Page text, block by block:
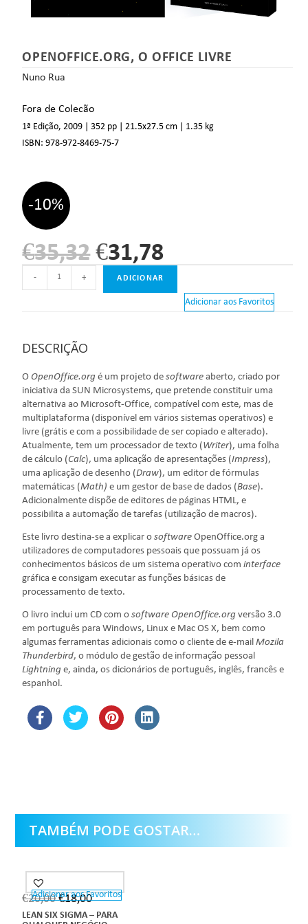
OPENOFFICE.ORG, O OFFICE LIVRE
Nuno Rua
Fora de Colecão
1ª Edição, 2009 | 352 pp | 21.5x27.5 cm | 1.35 kg
ISBN:978-972-8469-75-7
-10%
€35,32 €31,78
- + ADICIONAR
Adicionar aos Favoritos
DESCRIÇÃO
O OpenOffice.org é um projeto desoftware aberto, criado por
iniciativa da SUN Microsystems, que pretende constituir uma
alternativa ao Microsoft-Office, compatível com este, mas de
multiplataforma (disponível em vários sistemas operativos) e
livre (grátis e com a possibilidade de ser copiado e alterado).
Atualmente, tem um processador de texto (Writer), uma folha
de cálculo (Calc), uma aplicação de apresentações (Impress),
uma aplicação de desenho (Draw), um editor de fórmulas
matemáticas (Math) e um gestor de base de dados (Base).
Adicionalmente dispõe de editores de páginas HTML, e
possibilita a automação de tarefas (utilização de macros).
Este livro destina-se a explicar o software OpenOffice.org a
utilizadores de computadores pessoais que possuam já os
conhecimentos básicos de um sistema operativo cominterface
gráfica e consigam executar as funções básicas de
processamento de texto.
O livro inclui um CD com osoftware OpenOffice.org versão 3.0
em português para Windows, Linux e Mac OS X, bem como
algumas ferramentas adicionais como o cliente de e-mailMozila
Thunderbird, o módulo de gestão de informação pessoal
Lightning e, ainda, os dicionários de português, inglês, francês e
espanhol.
TAMBÉM PODE GOSTAR…
Adicionar aos Favoritos
€20,00 €18,00
LEAN SIX SIGMA – PARA